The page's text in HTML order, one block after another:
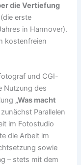
die Vertiefung
erste
in Hannover).
kostenfreien
und CGI-
Nutzung des
„Was macht
Parallelen
im Fotostudio
die Arbeit im
sowie
– stets mit dem